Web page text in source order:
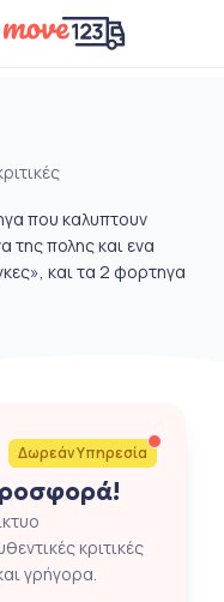
που καλυπτουν
της πολης και ενα
και τα 2 φορτηγα
Δωρεάν Υπηρεσία
κριτικές
γρήγορα.